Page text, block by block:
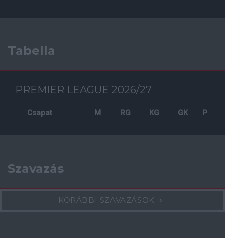
Tabella
PREMIER LEAGUE 2026/27
Csapat M RG KG GK P
Szavazás
KORÁBBI SZAVAZÁSOK